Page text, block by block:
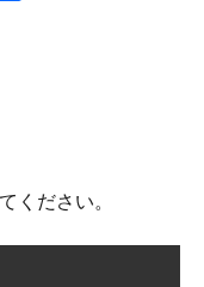
ください。